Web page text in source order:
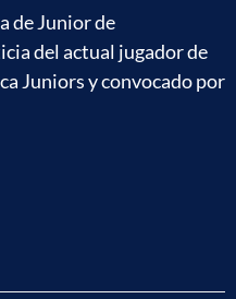
de Junior de
del actual jugador de
Juniors y convocado por